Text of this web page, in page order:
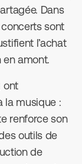
Dans
sont
l’achat
amont.
ont
la musique :
renforce son
outils de
de